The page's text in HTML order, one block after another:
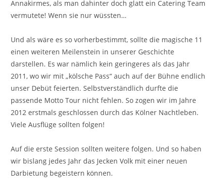
Annakirmes, als man dahinter doch glatt ein Catering Team
vermutete! Wenn sie nur wüssten…
Und als wäre es so vorherbestimmt, sollte die magische 11
einen weiteren Meilenstein in unserer Geschichte
darstellen. Es war nämlich kein geringeres als das Jahr
2011, wo wir mit „kölsche Pass“ auch auf der Bühne endlich
unser Debüt feierten. Selbstverständlich durfte die
passende Motto Tour nicht fehlen. So zogen wir im Jahre
2012 erstmals geschlossen durch das Kölner Nachtleben.
Viele Ausflüge sollten folgen!
Auf die erste Session sollten weitere folgen. Und so haben
wir bislang jedes Jahr das Jecken Volk mit einer neuen
Darbietung begeistern können.